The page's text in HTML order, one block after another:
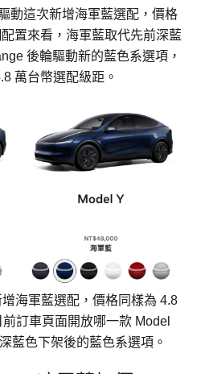
動這次新增海軍藍選配，價格
置來看，海軍藍取代先前深藍
後輪驅動新的藍色系選項，
萬台幣選配級距。
海軍藍選配，價格同樣為 4.8
訂車頁面開放哪一款 Model
藍色下架後的藍色系選項。